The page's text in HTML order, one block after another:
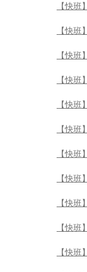
【快
【快班
【快班
【快班
【快班
【快
【快班
【快
【快
【快
【快